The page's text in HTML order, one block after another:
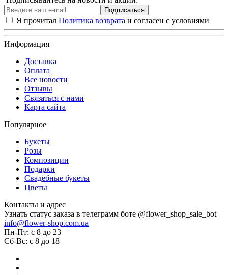
Подписаться
Я прочитал Политика возврата и согласен с условиями
Информация
Доставка
Оплата
Все новости
Отзывы
Связаться с нами
Карта сайта
Популярное
Букеты
Розы
Композиции
Подарки
Свадебные букеты
Цветы
Контакты и адрес
Узнать статус заказа в телеграмм боте @flower_shop_sale_bot
info@flower-shop.com.ua
Пн-Пт: с 8 до 23
Сб-Вс: с 8 до 18